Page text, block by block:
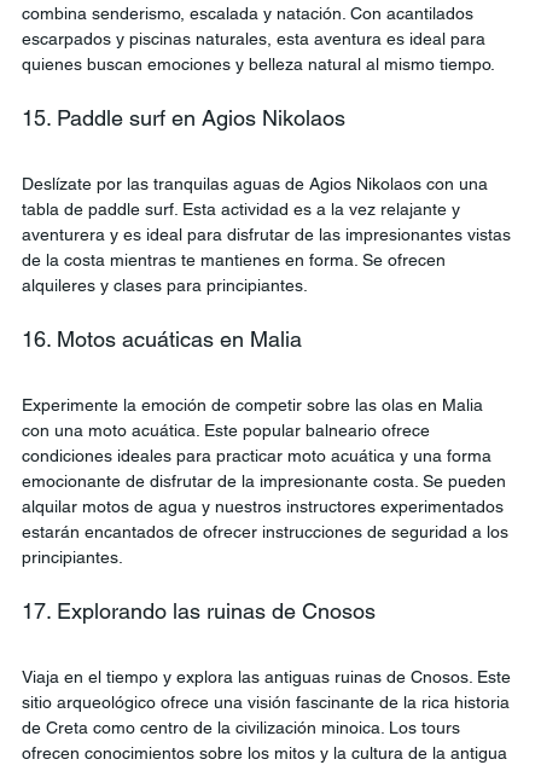
combina senderismo, escalada y natación. Con acantilados
escarpados y piscinas naturales, esta aventura es ideal para
quienes buscan emociones y belleza natural al mismo tiempo.
15. Paddle surf en Agios Nikolaos
Deslízate por las tranquilas aguas de Agios Nikolaos con una
tabla de paddle surf. Esta actividad es a la vez relajante y
aventurera y es ideal para disfrutar de las impresionantes vistas
de la costa mientras te mantienes en forma. Se ofrecen
alquileres y clases para principiantes.
16. Motos acuáticas en Malia
Experimente la emoción de competir sobre las olas en Malia
con una moto acuática. Este popular balneario ofrece
condiciones ideales para practicar moto acuática y una forma
emocionante de disfrutar de la impresionante costa. Se pueden
alquilar motos de agua y nuestros instructores experimentados
estarán encantados de ofrecer instrucciones de seguridad a los
principiantes.
17. Explorando las ruinas de Cnosos
Viaja en el tiempo y explora las antiguas ruinas de Cnosos. Este
sitio arqueológico ofrece una visión fascinante de la rica historia
de Creta como centro de la civilización minoica. Los tours
ofrecen conocimientos sobre los mitos y la cultura de la antigua